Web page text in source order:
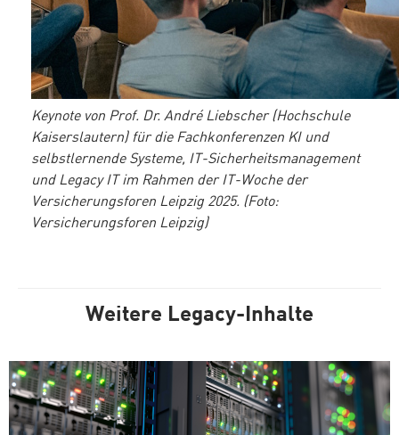
Keynote von Prof. Dr. André Liebscher (Hochschule
Kaiserslautern) für die Fachkonferenzen KI und
selbstlernende Systeme, IT-Sicherheitsmanagement
und Legacy IT im Rahmen der IT-Woche der
Versicherungsforen Leipzig 2025. (Foto:
Versicherungsforen Leipzig)
Weitere Legacy-Inhalte